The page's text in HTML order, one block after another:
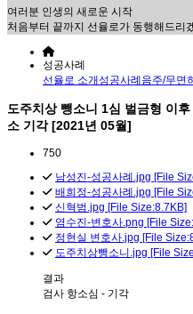
여러분 인생의 새로운 시작
처음부터 끝까지 선율로가 동행해드리
성공사례
선율로 소개성공사례음주/무면
도주치상 뺑소니 1심 벌금형 이
소 기각 [2021년 05월]
750
남성진-성공사례.jpg [File
배희정-성공사례.jpg [File
신혁범.jpg [File Size:8.7KB]
염수진-변호사.png [File
정현실 변호사.jpg [File
도주치상뺑소니.jpg [File
결과
검사 항소심 - 기각